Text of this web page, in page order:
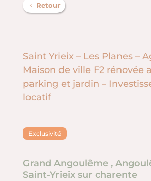
Retour
Saint Yrieix – Les Planes –
Maison de ville F2 rénovée
parking et jardin –
locatif
Exclusivité
Grand Angoulême ,
Saint-Yrieix sur charente